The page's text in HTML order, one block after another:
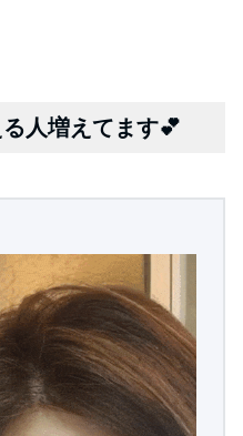
ます。
う「煩わしい白髪染めとい
作業に変えませんか？
っても楽しくなりますよ(